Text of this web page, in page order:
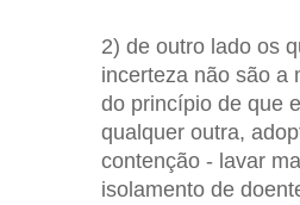
2) de outro lado os
incerteza não são a
do princípio de que
qualquer outra,
contenção - lavar
isolamento de